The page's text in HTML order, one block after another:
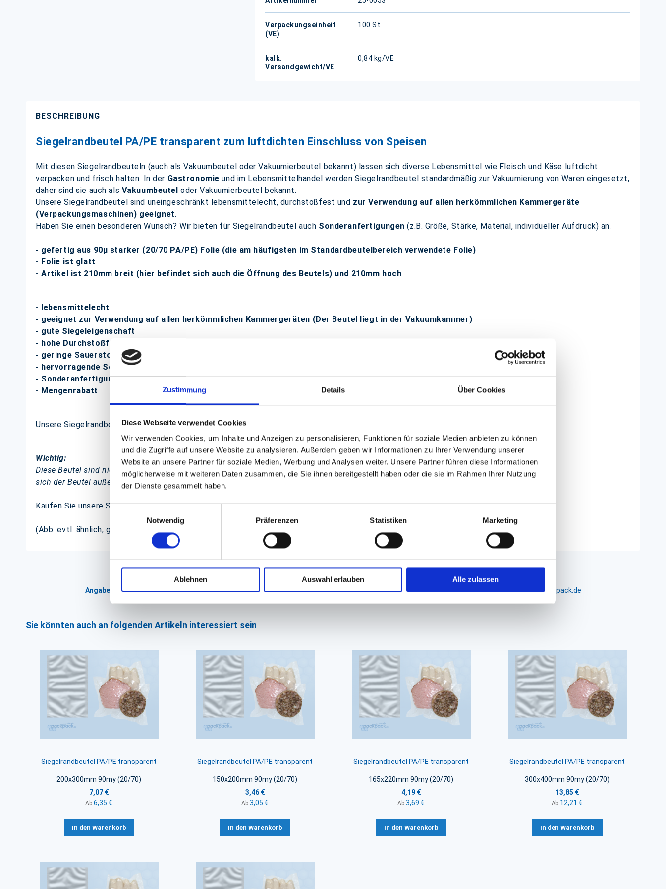
Zustimmung Details Über Cookies
Diese Webseite verwendet Cookies
Wir verwenden Cookies, um Inhalte und Anzeigen zu personalisieren, Funktionen für soziale Medien anbieten zu können
und die Zugriffe auf unsere Website zu analysieren. Außerdem geben wir Informationen zu Ihrer Verwendung unserer
Website an unsere Partner für soziale Medien, Werbung und Analysen weiter. Unsere Partner führen diese Informationen
möglicherweise mit weiteren Daten zusammen, die Sie ihnen bereitgestellt haben oder die sie im Rahmen Ihrer Nutzung
der Dienste gesammelt haben.
Einwilligungsauswahl
Notwendig
Präferenzen Statistiken Marketing
Ablehnen Auswahl erlauben Alle zulassen
Verpackungseinheit
(VE)
100 St.
kalk.
Versandgewicht/VE
0,84 kg/VE
BESCHREIBUNG
Siegelrandbeutel PA/PE transparent zum luftdichten Einschluss von Speisen
Mit diesen Siegelrandbeuteln (auch als Vakuumbeutel oder Vakuumierbeutel bekannt) lassen sich diverse Lebensmittel wie Fleisch und Käse luftdicht
verpacken und frisch halten. In der Gastronomie und im Lebensmittelhandel werden Siegelrandbeutel standardmäßig zur Vakuumierung von Waren eingesetzt,
daher sind sie auch als Vakuumbeutel oder Vakuumierbeutel bekannt.
Unsere Siegelrandbeutel sind uneingeschränkt lebensmittelecht, durchstoßfest und zur Verwendung auf allen herkömmlichen Kammergeräte
(Verpackungsmaschinen) geeignet.
Haben Sie einen besonderen Wunsch? Wir bieten für Siegelrandbeutel auch Sonderanfertigungen (z.B. Größe, Stärke, Material, individueller Aufdruck) an.
- gefertig aus 90µ starker (20/70 PA/PE) Folie (die am häufigsten im Standardbeutelbereich verwendete Folie)
- Folie ist glatt
- Artikel ist 210mm breit (hier befindet sich auch die Öffnung des Beutels) und 210mm hoch
- lebensmittelecht
- geeignet zur Verwendung auf allen herkömmlichen Kammergeräten (Der Beutel liegt in der Vakuumkammer)
- gute Siegeleigenschaft
- hohe Durchstoßfestigkeit
- geringe Sauerstoff- und Wasserdampfdurchlässigkeit
- hervorragende Schrumpfeigenschaften
- Sonderanfertigung auf Wunsch
- Mengenrabatt
Unsere Siegelrandbeutel sind zur Verwendung auf allen gängigen
Wichtig:
Diese Beutel sind nicht für die Geräte geeignet, wo
sich der Beutel außerhalb des Gerätes befindet!
Kaufen Sie unsere Siegelrandbeutel online und erhalten SieMengenrabatt!
(Abb. evtl. ähnlich, ggf. ohne Dekoration)
Angaben zur Informationspflichten der GPSR Produktsicherheitsverordnung:packpack.de GmbH, Am Bullhamm 24-26, D-26441 Jever, info@packpack.de
Sie könnten auch an folgenden Artikeln interessiert sein
Siegelrandbeutel PA/PE transparent
200x300mm 90my (20/70)
7,07 €
Ab 6,35 €
In den Warenkorb
Siegelrandbeutel PA/PE transparent
150x200mm 90my (20/70)
3,46 €
Ab 3,05 €
In den Warenkorb
Siegelrandbeutel PA/PE transparent
165x220mm 90my (20/70)
4,19 €
Ab 3,69 €
In den Warenkorb
Siegelrandbeutel PA/PE transparent
300x400mm 90my (20/70)
13,85 €
Ab 12,21 €
In den Warenkorb